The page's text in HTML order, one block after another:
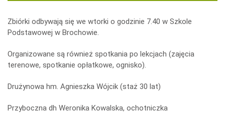
Zbiórki odbywają się we wtorki o godzinie 7.40 w Szkole
Podstawowej w Brochowie.
Organizowane są również spotkania po lekcjach (zajęcia
terenowe, spotkanie opłatkowe, ognisko).
Drużynowa hm. Agnieszka Wójcik (staż 30 lat)
Przyboczna dh Weronika Kowalska, ochotniczka